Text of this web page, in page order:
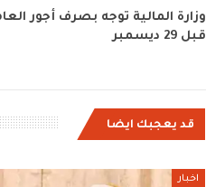
وزارة المالية توجه بصرف أجور
قبل 29 ديسمبر
قد يعجبك ايضا
اخبار